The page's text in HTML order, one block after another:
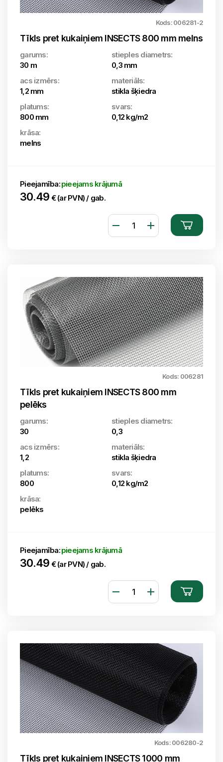
Kods: 006281-2
Tīkls pret kukaiņiem INSECTS 800 mm melns
garums:
30 m
stieples diametrs:
0,3 mm
acs izmērs:
1,2 mm
materiāls:
stikla šķiedra
platums:
800 mm
svars:
0,12 kg/m2
krāsa:
melns
Pieejamība:pieejams krājumā
30.49 € (ar PVN) / gab.
Kods: 006281
Tīkls pret kukaiņiem INSECTS 800 mm
pelēks
garums:
30
stieples diametrs:
0,3
acs izmērs:
1,2
materiāls:
stikla šķiedra
platums:
800
svars:
0,12 kg/m2
krāsa:
pelēks
Pieejamība:pieejams krājumā
30.49 € (ar PVN) / gab.
Kods: 006280-2
Tīkls pret kukaiņiem INSECTS 1000 mm